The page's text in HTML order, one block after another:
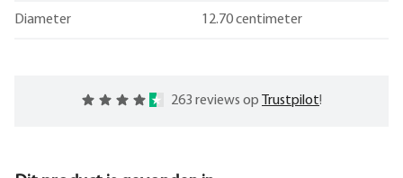
Diameter 12.70 centimeter
263 reviews op Trustpilot!